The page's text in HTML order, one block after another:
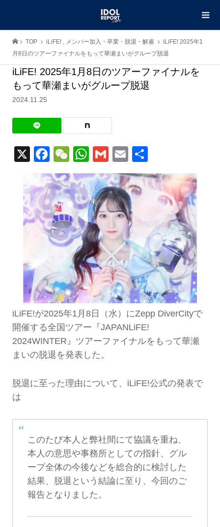
TOP iLiFE! , メンバー加入・卒業・脱退・解雇
iLiFE! 2025年1
月8日のツアーファイナルをもって華瀬まいがグループ脱退
iLiFE! 2025年1月8日のツアーファイナルを
もって華瀬まいがグループ脱退
2024.11.25
X Facebook
WeChat
WhatsApp
GmailEmail
有
iLiFE!が2025年1月8日（水）にZepp DiverCityで
開催する全国ツアー『JAPANLiFE!
2024WINTER』ツアーファイナルをもって華瀬
まいの脱退を発表した。
脱退に至った理由について、iLiFE!公式の発表で
は
このたび本人と弊社間にて協議を重ね、
本人の意思や事務所としての指針、グル
ープ全体の今後などを総合的に検討した
結果、脱退という結論に至り、今回のご
報告となりました。